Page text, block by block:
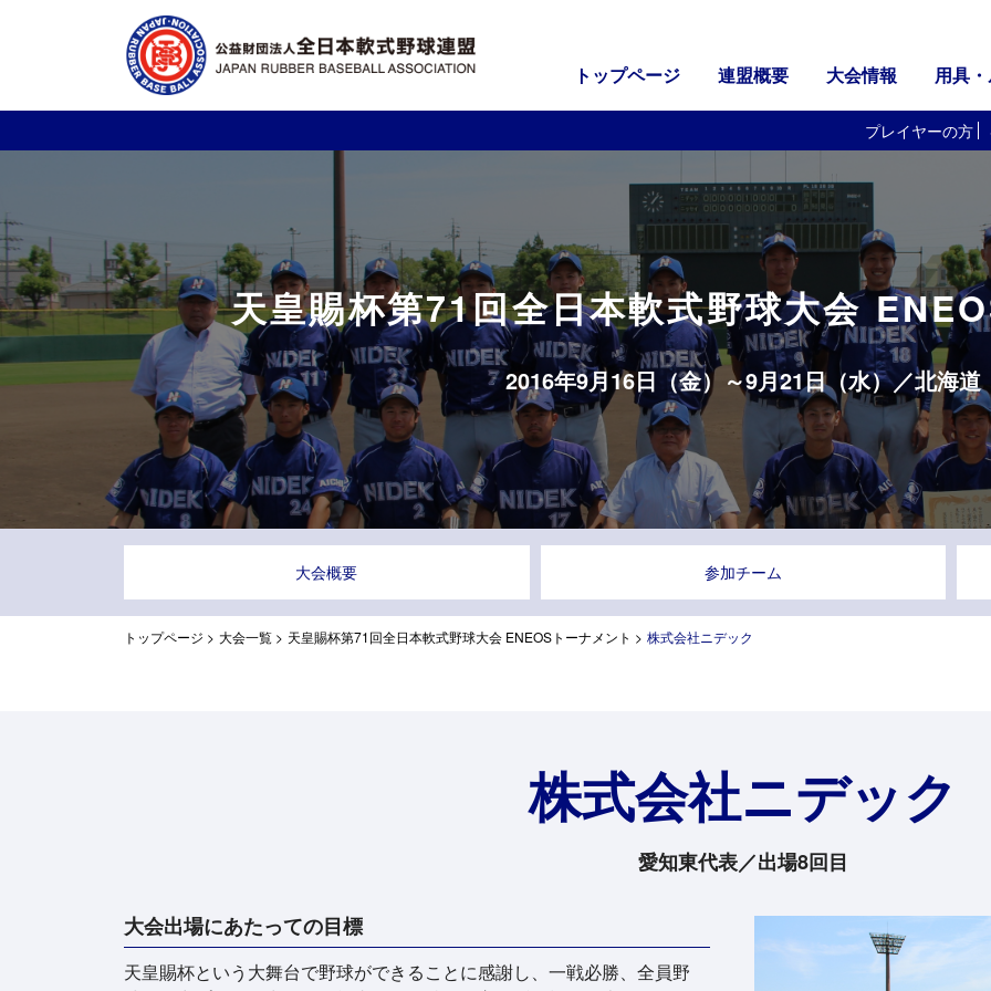
トップページ 連盟概要 大会情報 用具
プレイヤーの方
天皇賜杯第71回全日本軟式野球大会
2016年9月16日（金）～9月21日（水）／北海道
大会概要 参加チーム
トップページ > 大会一覧 > 天皇賜杯第71回全日本軟式野球大会 ENEOSトーナメント > 株式会社ニデック
株式会社ニデック
愛知東代表／出場8回目
大会出場にあたっての目標
天皇賜杯という大舞台で野球ができることに感謝し、一戦必勝、全員野